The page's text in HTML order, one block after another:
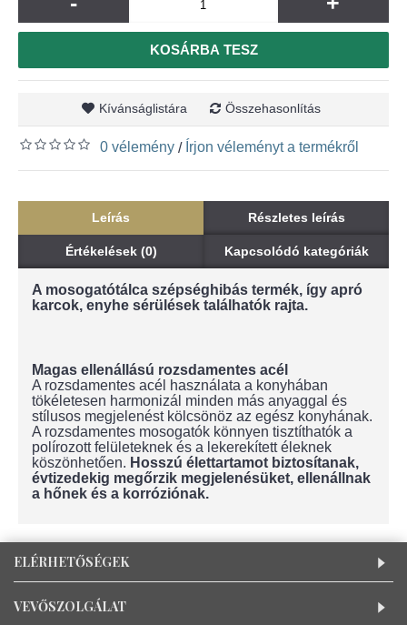
KOSÁRBA TESZ
Kívánságlistára Összehasonlítás
0 vélemény / Írjon véleményt a termékről
Leírás Részletes leírás
Értékelések (0) Kapcsolódó kategóriák
A mosogatótálca szépséghibás termék, így apró
karcok, enyhe sérülések találhatók rajta.
Magas ellenállású rozsdamentes acél
A rozsdamentes acél használata a konyhában
tökéletesen harmonizál minden más anyaggal és
stílusos megjelenést kölcsönöz az egész konyhának.
A rozsdamentes mosogatók könnyen tisztíthatók a
polírozott felületeknek és a lekerekített éleknek
köszönhetően. Hosszú élettartamot biztosítanak,
évtizedekig megőrzik megjelenésüket, ellenállnak
a hőnek és a korróziónak.
ELÉRHETŐSÉGEK
VEVŐSZOLGÁLAT